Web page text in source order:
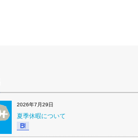
2026年7月29日
夏季休暇について